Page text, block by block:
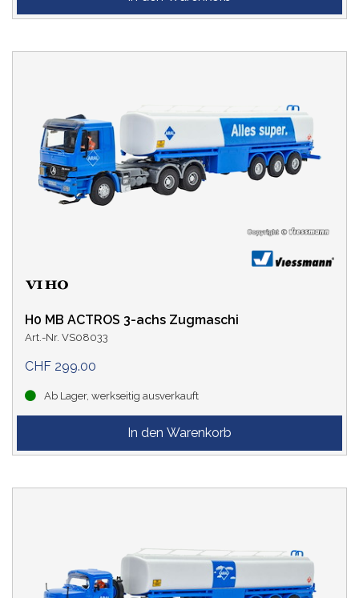
H0 MB ACTROS 3-achs Zugmaschi
Art.-Nr. VS08033
CHF 299.00
Ab Lager, werkseitig ausverkauft